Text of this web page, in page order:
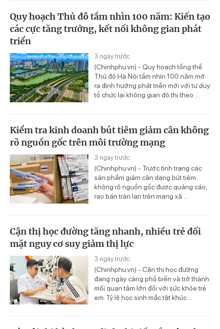
Quy hoạch Thủ đô tầm nhìn 100 năm: Kiến tạo
các cực tăng trưởng, kết nối không gian phát
triển
3 ngày trước
(Chinhphu.vn) - Quy hoạch tổng thể
Thủ đô Hà Nội tầm nhìn 100 năm mở
ra định hướng phát triển mới với tư duy
tổ chức lại không gian đô thị theo ...
Kiểm tra kinh doanh bút tiêm giảm cân không
rõ nguồn gốc trên môi trường mạng
3 ngày trước
(Chinhphu.vn) - Trước tình trạng các
sản phẩm giảm cân dạng bút tiêm
không rõ nguồn gốc được quảng cáo,
rao bán tràn lan trên mạng xã ...
Cận thị học đường tăng nhanh, nhiều trẻ đối
mặt nguy cơ suy giảm thị lực
3 ngày trước
(Chinhphu.vn) - Cận thị học đường
đang ngày càng phổ biến và trở thành
mối quan tâm lớn đối với sức khỏe trẻ
em. Tỷ lệ học sinh mắc tật khúc ...